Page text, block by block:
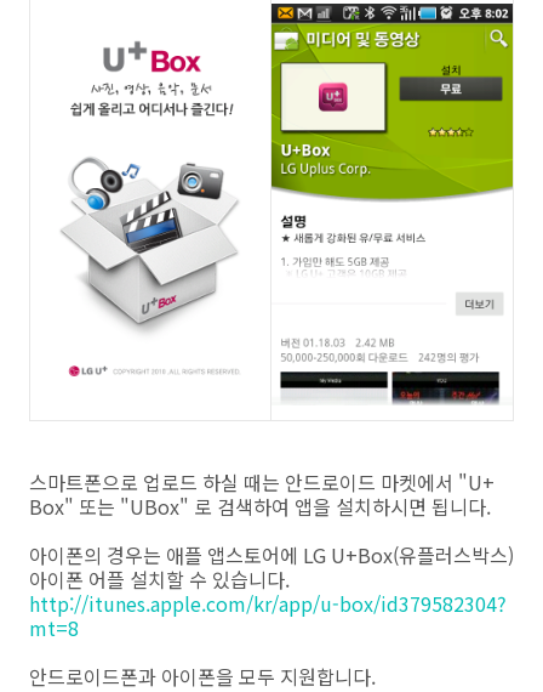
스마트폰으로 업로드 하실 때는 안드로이드 마켓에서 "U+
Box" 또는 "UBox" 로 검색하여 앱을 설치하시면 됩니다.
아이폰의 경우는 애플 앱스토어에 LG U+Box(유플러스박스)
아이폰 어플 설치할 수 있습니다.
http://itunes.apple.com/kr/app/u-box/id379582304?
mt=8
안드로이드폰과 아이폰을 모두 지원합니다.